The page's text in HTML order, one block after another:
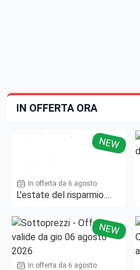
IN OFFERTA ORA
NEW
In offerta da 6 agosto
L'estate del risparmio.
NEW
In offerta da 6 agosto